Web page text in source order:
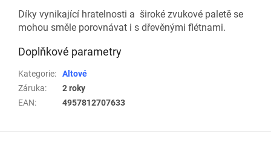
Díky vynikající hratelnosti a široké zvukové paletě se
mohou směle porovnávat i s dřevěnými flétnami.
Doplňkové parametry
Kategorie:
Altové
Záruka:
2 roky
EAN: 4957812707633